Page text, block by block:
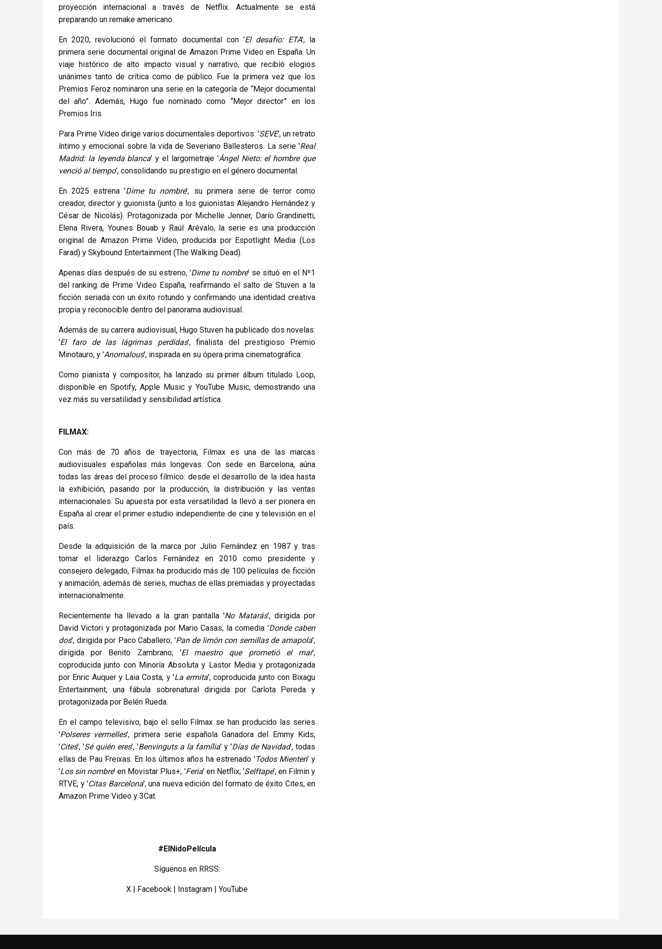
proyección internacional a través de Netflix. Actualmente se está
preparando un remake americano.
En 2020, revolucionó el formato documental con 'El desafío: ETA', la
primera serie documental original de Amazon Prime Video en España. Un
viaje histórico de alto impacto visual y narrativo, que recibió elogios
unánimes tanto de crítica como de público. Fue la primera vez que los
Premios Feroz nominaron una serie en la categoría de “Mejor documental
del año”. Además, Hugo fue nominado como “Mejor director” en los
Premios Iris.
Para Prime Vídeo dirige varios documentales deportivos: 'SEVE', un retrato
íntimo y emocional sobre la vida de Severiano Ballesteros. La serie 'Real
Madrid: la leyenda blanca' y el largometraje 'Ángel Nieto: el hombre que
venció al tiempo', consolidando su prestigio en el género documental.
En 2025 estrena 'Dime tu nombre', su primera serie de terror como
creador, director y guionista (junto a los guionistas Alejandro Hernández y
César de Nicolás). Protagonizada por Michelle Jenner, Darío Grandinetti,
Elena Rivera, Younes Bouab y Raúl Arévalo, la serie es una producción
original de Amazon Prime Video, producida por Espotlight Media (Los
Farad) y Skybound Entertainment (The Walking Dead).
Apenas días después de su estreno, 'Dime tu nombre' se situó en el Nº1
del ranking de Prime Video España, reafirmando el salto de Stuven a la
ficción seriada con un éxito rotundo y confirmando una identidad creativa
propia y reconocible dentro del panorama audiovisual.
Además de su carrera audiovisual, Hugo Stuven ha publicado dos novelas:
'El faro de las lágrimas perdidas', finalista del prestigioso Premio
Minotauro, y 'Anomalous', inspirada en su ópera prima cinematográfica.
Como pianista y compositor, ha lanzado su primer álbum titulado Loop,
disponible en Spotify, Apple Music y YouTube Music, demostrando una
vez más su versatilidad y sensibilidad artística.
FILMAX:
Con más de 70 años de trayectoria, Filmax es una de las marcas
audiovisuales españolas más longevas. Con sede en Barcelona, aúna
todas las áreas del proceso fílmico: desde el desarrollo de la idea hasta
la exhibición, pasando por la producción, la distribución y las ventas
internacionales. Su apuesta por esta versatilidad la llevó a ser pionera en
España al crear el primer estudio independiente de cine y televisión en el
país.
Desde la adquisición de la marca por Julio Fernández en 1987 y tras
tomar el liderazgo Carlos Fernández en 2010 como presidente y
consejero delegado, Filmax ha producido más de 100 películas de ficción
y animación, además de series, muchas de ellas premiadas y proyectadas
internacionalmente.
Recientemente ha llevado a la gran pantalla 'No Matarás', dirigida por
David Victori y protagonizada por Mario Casas; la comedia 'Donde caben
dos', dirigida por Paco Caballero; 'Pan de limón con semillas de amapola',
dirigida por Benito Zambrano; 'El maestro que prometió el mar',
coproducida junto con Minoría Absoluta y Lastor Media y protagonizada
por Enric Auquer y Laia Costa; y 'La ermita', coproducida junto con Bixagu
Entertainment, una fábula sobrenatural dirigida por Carlota Pereda y
protagonizada por Belén Rueda.
En el campo televisivo, bajo el sello Filmax se han producido las series
'Polseres vermelles', primera serie española Ganadora del Emmy Kids,
'Cites', 'Sé quién eres', 'Benvinguts a la família' y 'Días de Navidad', todas
ellas de Pau Freixas. En los últimos años ha estrenado 'Todos Mienten' y
'Los sin nombre' en Movistar Plus+; 'Feria' en Netflix; 'Selftape', en Filmin y
RTVE; y 'Citas Barcelona', una nueva edición del formato de éxito Cites, en
Amazon Prime Video y 3Cat.
#ElNidoPelícula
Síguenos en RRSS:
X | Facebook | Instagram | YouTube